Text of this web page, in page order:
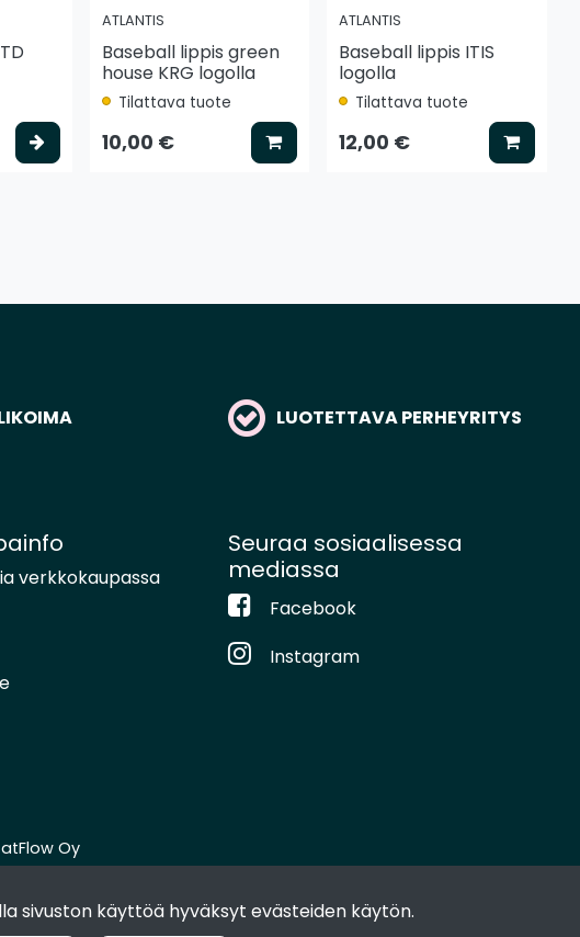
sivuston käyttöä hyväksyt evästeiden käytön.
Valitse vaihtoehto
ATLANTIS
Baseball lippis green
house KRG logolla
Tilattava tuote
10,00 € Lisää koriin
ATLANTIS
Baseball lippis ITIS
logolla
Tilattava tuote
12,00 € Lisää
LUOTETTAVA PERHEYRITYS
verkkokaupassa
Seuraa sosiaalisessa
mediassa
Facebook
Instagram
atFlow Oy